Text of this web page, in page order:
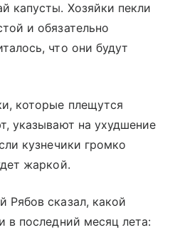
капусты. Хозяйки пекли
и обязательно
что они будут
которые плещутся
указывают на ухудшение
кузнечики громко
жаркой.
Рябов сказал, какой
в последний месяц лета: